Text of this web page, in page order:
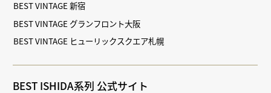
BEST VINTAGE 新宿
BEST VINTAGE グランフロント大阪
BEST VINTAGE ヒューリックスクエア札幌
BEST ISHIDA系列 公式サイト